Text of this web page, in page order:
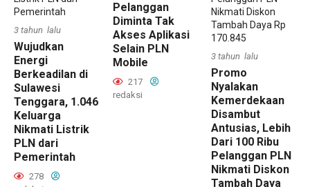
3 tahun lalu
Wujudkan
Energi
Berkeadilan di
Sulawesi
Tenggara, 1.046
Keluarga
Nikmati Listrik
PLN dari
Pemerintah
278
Pelanggan
Diminta Tak
Akses Aplikasi
Selain PLN
Mobile
217
redaksi
3 tahun lalu
Promo
Nyalakan
Kemerdekaan
Disambut
Antusias, Lebih
Dari 100 Ribu
Pelanggan PLN
Nikmati Diskon
Tambah Daya